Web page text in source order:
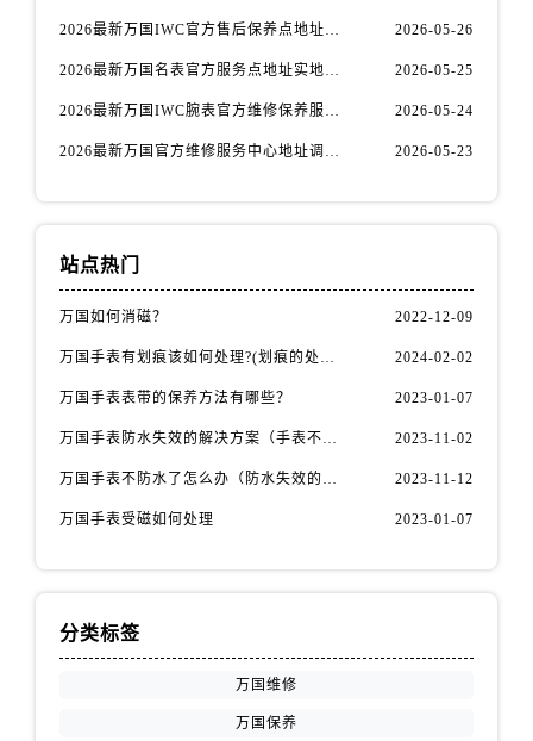
江苏省常州市新北区龙锦路1590号现代传媒中心5号楼10层1008室万国售后服务中心（需提前预约）
2026最新万国IWC官方售后保养点地址调研报告 2026-05-26
2026最新万国名表官方服务点地址实地探访报告 2026-05-25
2026最新万国IWC腕表官方维修保养服务中心地址调研报告 2026-05-24
2026最新万国官方维修服务中心地址调研报告 2026-05-23
站点热门
万国如何消磁？ 2022-12-09
万国手表有划痕该如何处理?(划痕的处理方法) 2024-02-02
万国手表表带的保养方法有哪些？ 2023-01-07
万国手表防水失效的解决方案（手表不防水了怎么办） 2023-11-02
万国手表不防水了怎么办（防水失效的原因） 2023-11-12
万国手表受磁如何处理 2023-01-07
分类标签
万国维修
万国保养